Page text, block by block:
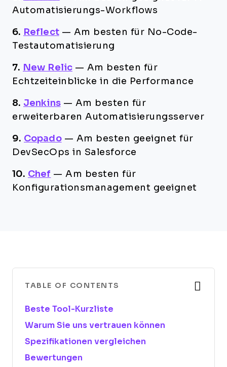
Automatisierungs-Workflows
6. Reflect — Am besten für No-Code-
Testautomatisierung
7. New Relic — Am besten für
Echtzeiteinblicke in die Performance
8. Jenkins — Am besten für
erweiterbaren Automatisierungsserver
9. Copado — Am besten geeignet für
DevSecOps in Salesforce
10. Chef —Am besten für
Konfigurationsmanagement geeignet
TABLE OF CONTENTS
Beste Tool-Kurzliste
Warum Sie uns vertrauen können
Spezifikationen vergleichen
Bewertungen